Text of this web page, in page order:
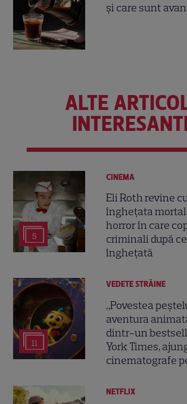
și care sunt
ALTE
5
CINEMA
Eli Roth revine
înghețata
horror în care
criminali după
înghețată
11
VEDETE STRĂINE
„Povestea
aventura
dintr-un
York Times,
cinematografe
NETFLIX